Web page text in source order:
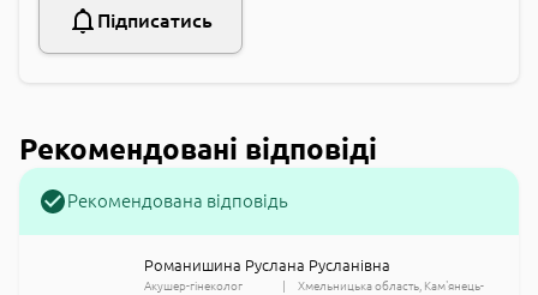
Підписатись
Рекомендовані відповіді
Рекомендована відповідь
Романишина Руслана Русланівна
Акушер-гінеколог
Хмельницька область Кам'янець-